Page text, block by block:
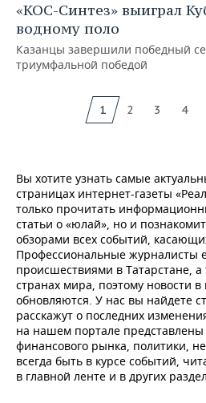
«КОС-Синтез» выиграл
водному поло
Казанцы завершили победный
триумфальной победой
1 2 3 4
Вы хотите узнать самые
страницах интернет-газеты
только прочитать
статьи о «юлай», но и
обзорами всех событий,
Профессиональные журналисты
происшествиями в Татарстане, а
странах мира, поэтому новости
обновляются. У нас вы найдете
расскажут о последних
на нашем портале
финансового рынка, политики,
всегда быть в курсе событий,
в главной ленте и в других